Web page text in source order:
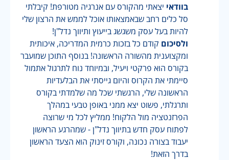
בוודאי יצאתי מהקורס עם אנרגיה מטורפת! קיבלתי
סל כלים רחב שבאמצאותו אוכל לממש את הרצון שלי
להיות בעל עסק משגשג בייעוץ ותיווך נדל"ן!
ולסיכום קודם כל בזכות כרמית המדריכה, איכותית
ומקצוענית מהשורה הראשונה! בנוסף התוכן שמועבר
בקורס הוא פרקטי ויעיל, ובמיוחד נוח לתרגול אתמול
סיימתי את הקרוס והיום גייסתי את הבלעדיות
הראשונה שלי, הרגשתי שכל מה שלמדתי בקורס
ותרגלתי, פשוט יצא ממני באופן טבעי במהלך
הפרזנטציה מול הלקוח! ממליץ לכל מי שרוצה
לפתוח עסק חדש בתיווך נדל"ן - שמהרגע הראשון
יעבוד בצורה נכונה, וקורס זינוק הוא הצעד הראשון
בדרך הזאת!